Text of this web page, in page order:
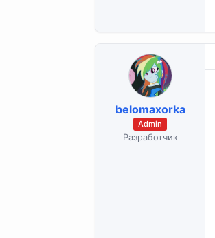
belomaxorka
Admin
Разработчик